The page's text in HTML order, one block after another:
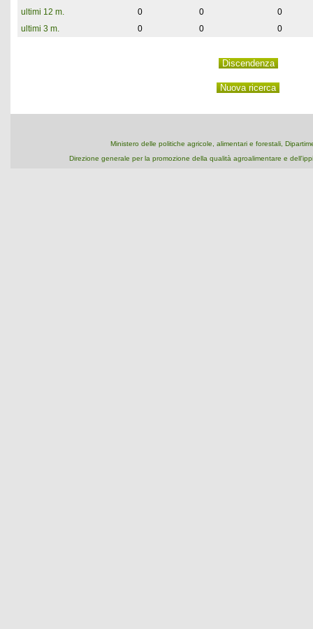
ultimi 12 m.
0 0
0
ultimi 3 m.
0 0 0
Ministero delle politiche agricole, alimentari e forestali,
Direzione generale per la promozione della qualità agroalimentare e